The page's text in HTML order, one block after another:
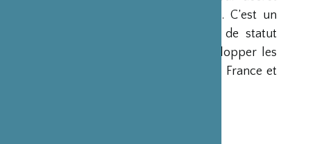
du Premier Ministre du 23 mars 1990. C’est un
organisme privé, sans but lucratif et de statut
français, qui a pour mission de « développer les
relations culturelles et d’amitié entre la France et